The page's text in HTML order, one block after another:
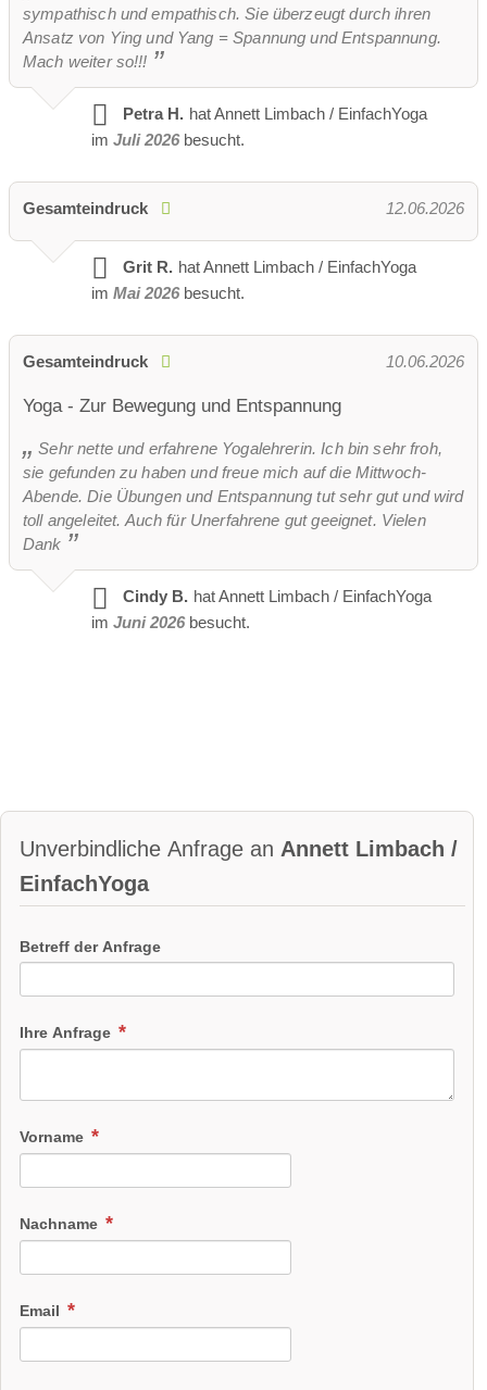
sympathisch und empathisch. Sie überzeugt durch ihren
Ansatz von Ying und Yang = Spannung und Entspannung.
Mach weiter so!!!
Petra H. hat Annett Limbach / EinfachYoga
im Juli 2026 besucht.
Gesamteindruck 12.06.2026
Grit R. hat Annett Limbach / EinfachYoga
im Mai 2026 besucht.
Gesamteindruck 10.06.2026
Yoga - Zur Bewegung und Entspannung
Sehr nette und erfahrene Yogalehrerin. Ich bin sehr froh,
sie gefunden zu haben und freue mich auf die Mittwoch-
Abende. Die Übungen und Entspannung tut sehr gut und wird
toll angeleitet. Auch für Unerfahrene gut geeignet. Vielen
Dank
Cindy B. hat Annett Limbach / EinfachYoga
im Juni 2026 besucht.
Unverbindliche Anfrage an Annett Limbach /
EinfachYoga
Betreff der Anfrage
Ihre Anfrage
Vorname
Nachname
Email